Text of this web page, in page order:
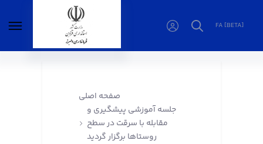
FA [BETA]
صفحه اصلی
جلسه آموزشی پیشگیری و
مقابله با سرقت در سطح
روستاها برگزار گردید